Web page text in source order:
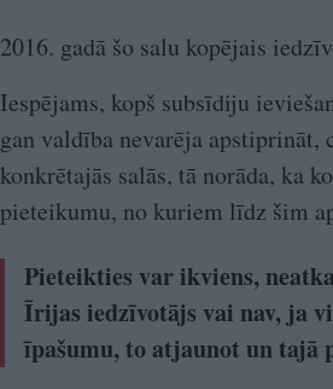
2016. gadā šo salu kopējais
Iespējams, kopš subsīdiju
gan valdība nevarēja
konkrētajās salās, tā norāda, ka
pieteikumu, no kuriem līdz šim
Pieteikties var ikviens,
Īrijas iedzīvotājs vai nav, ja
īpašumu, to atjaunot un tajā